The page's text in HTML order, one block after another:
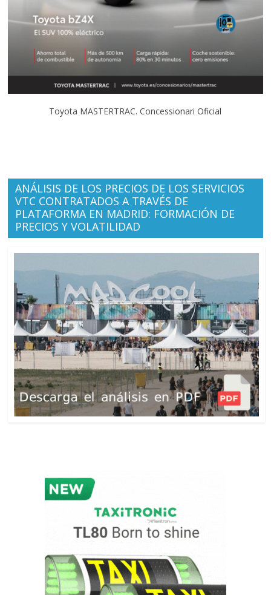
Toyota MASTERTRAC. Concessionari Oficial
ANÁLISIS DE LOS PRECIOS DE LOS SERVICIOS
VTC CONTRATADOS A TRAVÉS DE
PLATAFORMA EN MADRID: FORMACIÓN DE
PRECIOS Y VOLATILIDAD